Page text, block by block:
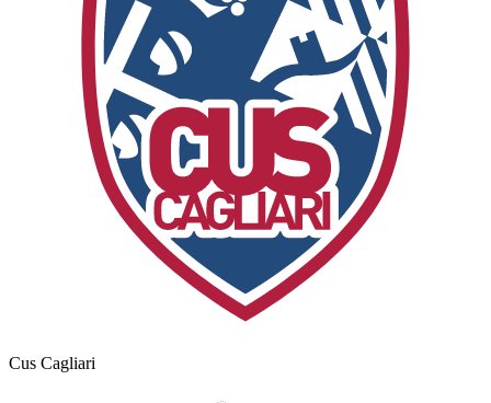
Cus Cagliari